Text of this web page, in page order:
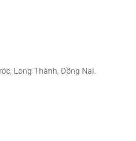
Long Thành, Đồng Nai.